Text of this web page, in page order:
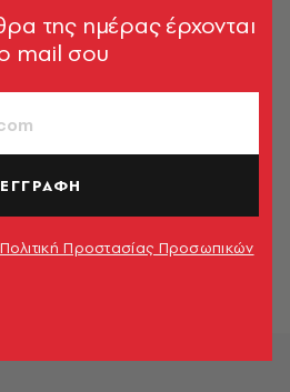
της ημέρας έρχονται
mail σου
ΕΓΓΡΑΦΗ
Πολιτική Προστασίας Προσωπικών